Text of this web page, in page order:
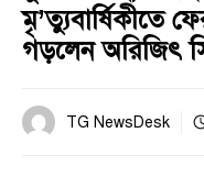
মৃ’ত্যুবার্ষিকীতে
গড়লেন অরিজিৎ
TG NewsDesk